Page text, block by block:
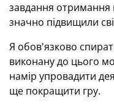
завдання отримання
значно підвищили
Я обов'язково
виконану до цього
намір упровадити
ще покращити гру.